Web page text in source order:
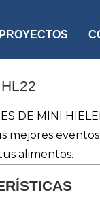
PROYECTOS
DE MINI
mejores
alimentos.